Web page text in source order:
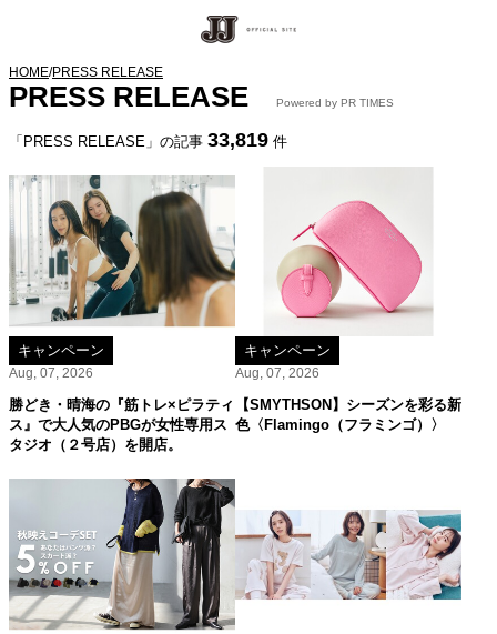
HOME/PRESS RELEASE
PRESS RELEASE Powered by PR TIMES
「PRESS RELEASE」の記事 33,819 件
キャンペーン
Aug, 07, 2026
勝どき・晴海の『筋トレ×ピラティ
ス』で大人気のPBGが女性専用ス
タジオ（２号店）を開店。
キャンペーン
Aug, 07, 2026
【SMYTHSON】シーズンを彩る新
色〈Flamingo（フラミンゴ）〉